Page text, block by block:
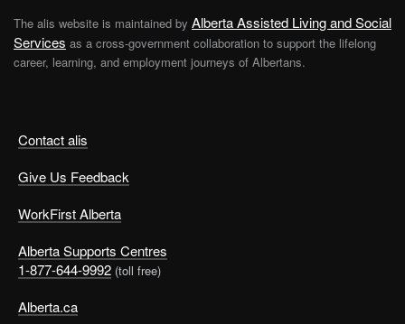
Contact alis
Give Us Feedback
WorkFirst Alberta
Alberta Supports Centres
1-877-644-9992 (toll free)
Alberta.ca
The alis website is maintained by Alberta Assisted Living and Social
Services as a cross-government collaboration to support the lifelong
career, learning, and employment journeys of Albertans.